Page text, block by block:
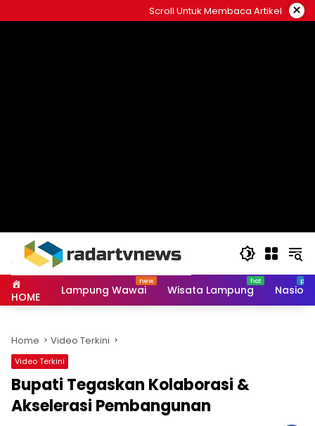
to
Scroll Untuk Membaca Artikel ×
HOME Lampung Wawai Wisata Lampung
Home Video Terkini
Video Terkini
Bupati Tegaskan Kolaborasi &
Akselerasi Pembangunan